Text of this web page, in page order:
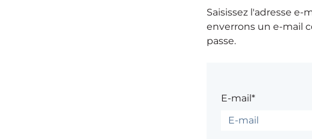
Saisissez l'adresse
enverrons un e-mail
passe.
E-mail*